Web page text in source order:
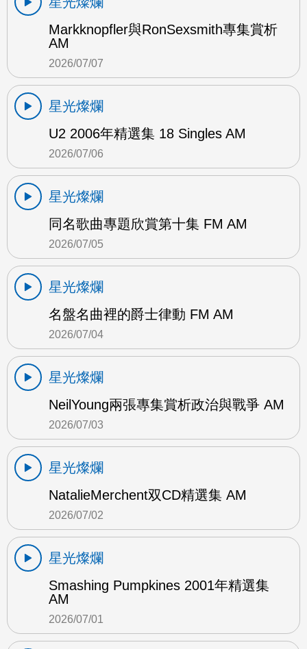
Markknopfler與RonSexsmith專集賞析
AM
2026/07/07
星光燦爛
U2 2006年精選集 18 Singles AM
2026/07/06
星光燦爛
同名歌曲專題欣賞第十集 FM AM
2026/07/05
星光燦爛
名盤名曲裡的爵士律動 FM AM
2026/07/04
星光燦爛
NeilYoung兩張專集賞析政治與戰爭 AM
2026/07/03
星光燦爛
NatalieMerchent双CD精選集 AM
2026/07/02
星光燦爛
Smashing Pumpkines 2001年精選集
AM
2026/07/01